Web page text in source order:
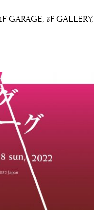
GARAGE 3F GALLERY